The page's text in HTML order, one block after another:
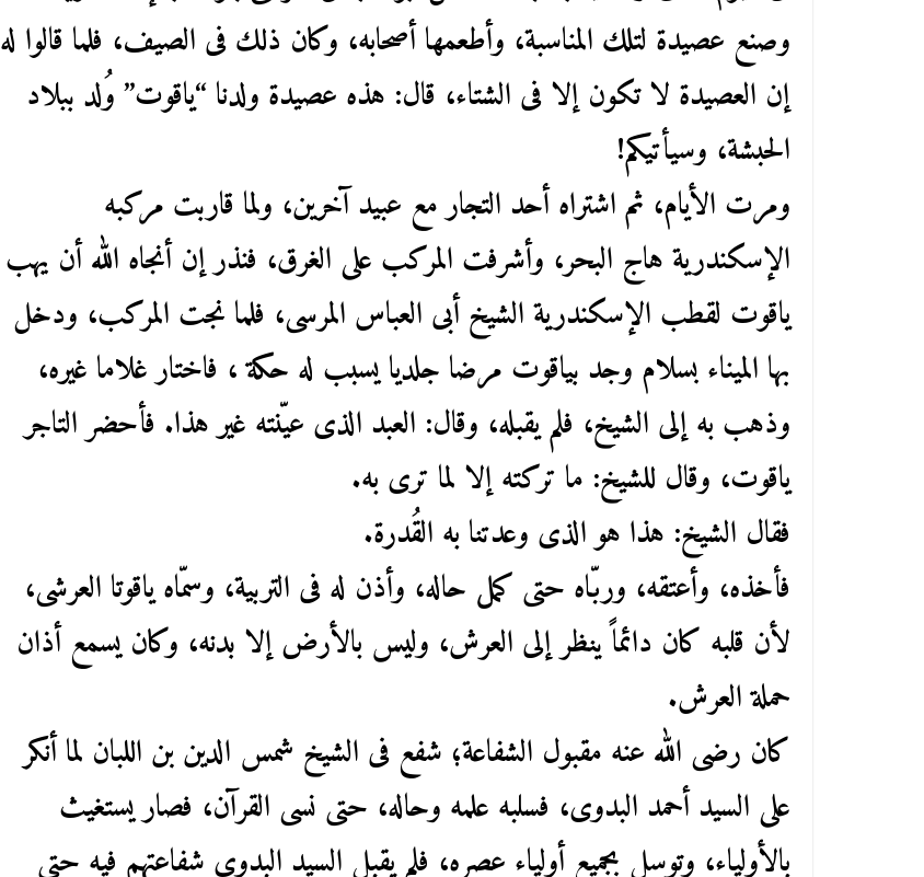
وصنع عصيدة لتلك المناسبة، وأطعمها أصحابه، وكان ذلك فى الصيف، فلما قالوا له
إن العصيدة لا تكون إلا فى الشتاء، قال: هذه عصيدة ولدنا “ياقوت” وُلد ببلاد
الحبشة، وسيأتيكم!
ومرت الأيام، ثم اشتراه أحد التجار مع عبيد آخرين، ولما قاربت مركبه
الإسكندرية هاج البحر، وأشرفت المركب على الغرق، فنذر إن أنجاه الله أن يهب
ياقوت لقطب الإسكندرية الشيخ أبى العباس المرسى، فلما نجت المركب، ودخل
بها الميناء بسلام وجد بياقوت مرضا جلديا يسبب له حكة ، فاختار غلاما غيره،
وذهب به إلى الشيخ، فلم يقبله، وقال: العبد الذى عيّنته غير هذا. فأحضر التاجر
ياقوت، وقال للشيخ: ما تركته إلا لما ترى به.
فقال الشيخ: هذا هو الذى وعدتنا به القُدرة.
فأخذه، وأعتقه، وربّاه حتى كمل حاله، وأذن له فى التربية، وسمّاه ياقوتا العرشى،
لأن قلبه كان دائماً ينظر إلى العرش، وليس بالأرض إلا بدنه، وكان يسمع أذان
حملة العرش.
كان رضى الله عنه مقبول الشفاعة؛ شفع فى الشيخ شمس الدين بن اللبان لما أنكر
على السيد أحمد البدوى، فسلبه علمه وحاله، حتى نسى القرآن، فصار يستغيث
بالأولياء، وتوسل بجميع أولياء عصره، فلم يقبل السيد البدوى شفاعتهم فيه حتى